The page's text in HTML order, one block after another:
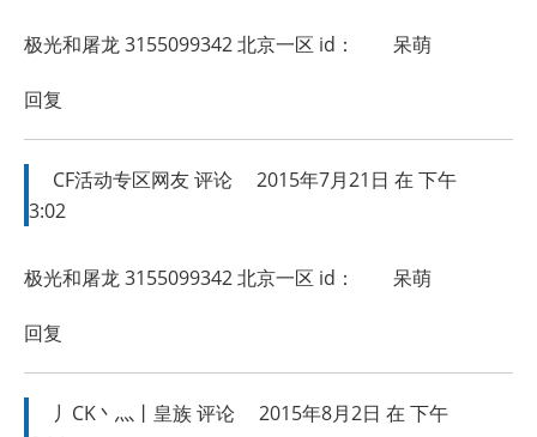
极光和屠龙 3155099342 北京一区 id： 呆萌
回复
CF活动专区网友评论
2015年7月21日 在 下午
3:02
极光和屠龙 3155099342 北京一区 id： 呆萌
回复
丿CK丶灬丨皇族评论
2015年8月2日 在 下午